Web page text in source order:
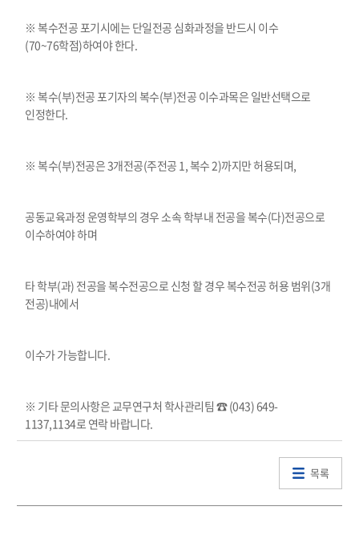
※ 복수전공 포기시에는 단일전공 심화과정을 반드시 이수
(70~76학점)하여야 한다.
※ 복수(부)전공 포기자의 복수(부)전공 이수과목은 일반선택으로
인정한다.
※ 복수(부)전공은 3개전공(주전공 1, 복수2)까지만 허용되며
공동교육과정 운영학부의 경우 소속 학부내 전공을 복수(다)전공으로
이수하여야 하며
타 학부(과) 전공을 복수전공으로 신청 할 경우 복수전공 허용 범위(3개
전공)내에서
이수가 가능합니다.
※ 기타 문의사항은 교무연구처 학사관리팀 ☎(043) 649-
1137,1134로 연락 바랍니다.
목록